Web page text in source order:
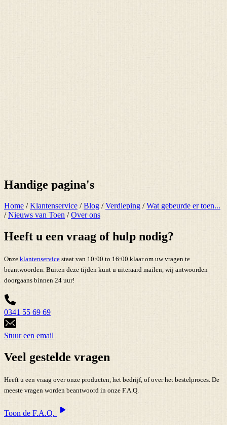
Handige pagina's
Home /Klantenservice /Blog /Verdieping /Wat gebeurde er toen...
/Nieuws van Toen /Over ons
Heeft u een vraag of hulp nodig?
Onze klantenservice staat van 10:00 to 16:00 klaar om uw vragen te
beantwoorden. Buiten deze tijden kunt u uiteraard mailen, wij antwoorden
doorgaans binnen 24 uur!
0341 55 69 69
Stuur een email
Veel gestelde vragen
Heeft u een vraag over onze producten, het bedrijf, of over het bestelproces. De
meeste vragen worden beantwoord in onze F.A.Q.
Toon de F.A.Q.